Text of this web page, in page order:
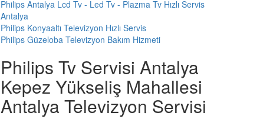
Philips Antalya Lcd Tv - Led Tv - Plazma Tv Hızlı Servis
Antalya
Philips Konyaaltı Televizyon Hızlı Servis
Philips Güzeloba Televizyon Bakım Hizmeti
Philips Tv Servisi Antalya
Kepez Yükseliş Mahallesi
Antalya Televizyon Servisi